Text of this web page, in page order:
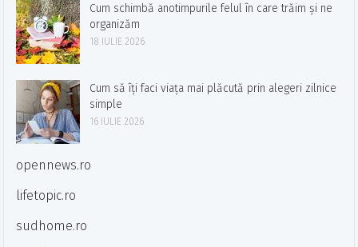
Cum schimbă anotimpurile felul în care trăim și ne
organizăm
18 IULIE 2026
Cum să îți faci viața mai plăcută prin alegeri zilnice
simple
16 IULIE 2026
opennews.ro
lifetopic.ro
sudhome.ro